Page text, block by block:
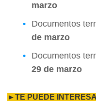
marzo
Documentos
de marzo
Documentos
29 de marzo
►TE PUEDE